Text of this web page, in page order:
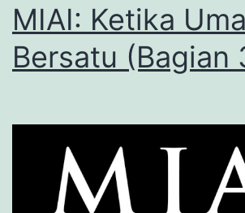
MIAI: Ketika
Bersatu (Bagian